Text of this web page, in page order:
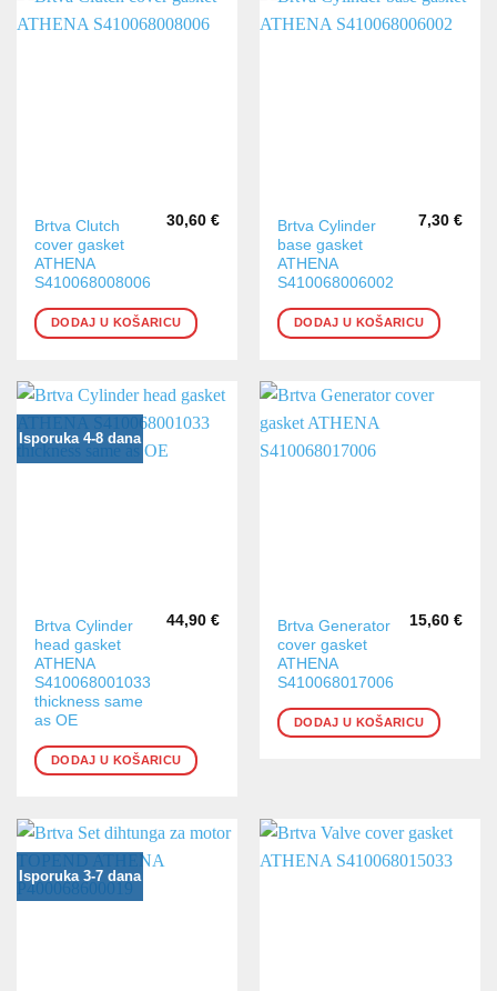
Brtva Clutch
cover gasket
ATHENA
S410068008006
30,60 €
DODAJ U KOŠARICU
Brtva Cylinder
base gasket
ATHENA
S410068006002
7,30 €
DODAJ U KOŠARICU
Isporuka 4-8 dana
Brtva Cylinder
head gasket
ATHENA
S410068001033
thickness same
as OE
44,90 €
DODAJ U KOŠARICU
Brtva Generator
cover gasket
ATHENA
S410068017006
15,60 €
DODAJ U KOŠARICU
Isporuka 3-7 dana